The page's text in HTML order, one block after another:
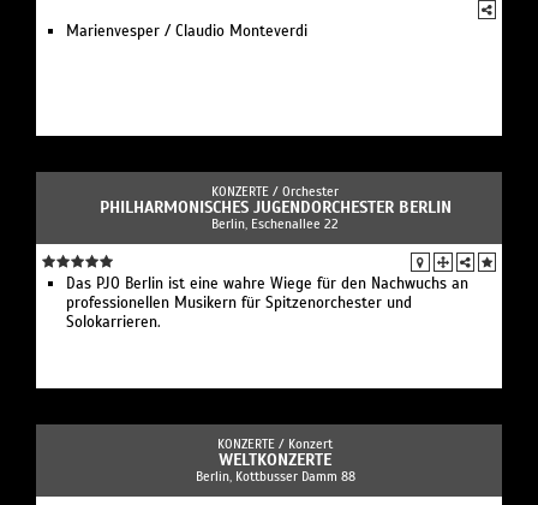
Marienvesper / Claudio Monteverdi
KONZERTE / Orchester
PHILHARMONISCHES JUGENDORCHESTER BERLIN
Berlin, Eschenallee 22
Das PJO Berlin ist eine wahre Wiege für den Nachwuchs an
professionellen Musikern für Spitzenorchester und
Solokarrieren.
KONZERTE / Konzert
WELTKONZERTE
Berlin, Kottbusser Damm 88